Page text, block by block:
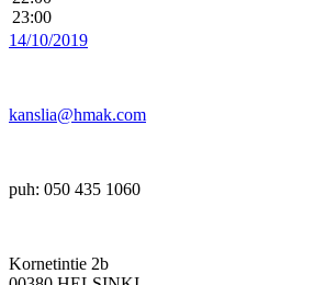
23:00
14/10/2019
kanslia@hmak.com
puh: 050 435 1060
Kornetintie 2b